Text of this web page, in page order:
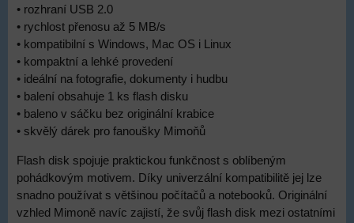
• rozhraní USB 2.0
• rychlost přenosu až 5 MB/s
• kompatibilní s Windows, Mac OS i Linux
• kompaktní a lehké provedení
• ideální na fotografie, dokumenty i hudbu
• balení obsahuje 1 ks flash disku
• baleno v sáčku bez originální krabice
• skvělý dárek pro fanoušky Mimoňů
Flash disk spojuje praktickou funkčnost s oblíbeným
pohádkovým motivem. Díky univerzální kompatibilitě jej lze
snadno používat s většinou počítačů a notebooků. Originální
vzhled Mimoně navíc zajistí, že svůj flash disk mezi ostatními